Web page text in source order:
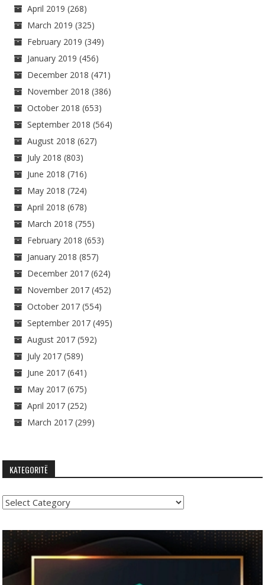
April 2019 (268)
March 2019 (325)
February 2019 (349)
January 2019 (456)
December 2018 (471)
November 2018 (386)
October 2018 (653)
September 2018 (564)
August 2018 (627)
July 2018 (803)
June 2018 (716)
May 2018 (724)
April 2018 (678)
March 2018 (755)
February 2018 (653)
January 2018 (857)
December 2017 (624)
November 2017 (452)
October 2017 (554)
September 2017 (495)
August 2017 (592)
July 2017 (589)
June 2017 (641)
May 2017 (675)
April 2017 (252)
March 2017 (299)
KATEGORITË
Kategoritë